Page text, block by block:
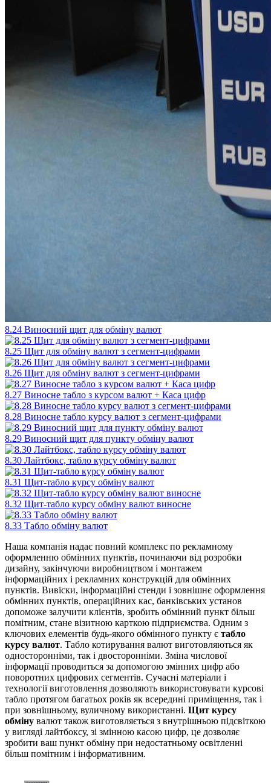
8.24 Виносний щит для обміну валют
8.25 Щит для обміну валют з сегмент-цифрами
8.26 Щит для обміну валют з сегмент-цифрами
8.27 Виносне табло з курсом валют + Каса цифр
8.28 Виносне табло курсу валют з сегмент-цифрами
8.29 Виносний щит для пункту обміну валют
8.30 Лайтбокс, табло курсу обміну валют
8.31 Щит-табло курсу обміну валют
8.32 Щит-табло курсу обміну валют виносне
8.33 Табло обміну валют
Наша компанія надає повний комплекс по рекламному
оформленню обмінних пунктів, починаючи від розробки
дизайну, закінчуючи виробництвом і монтажем
інформаційних і рекламних конструкцій для обмінних
пунктів. Вивіски, інформаційні стенди і зовнішнє оформлення
обмінних пунктів, операційних кас, банківських установ
допоможе залучити клієнтів, зробить обмінний пункт більш
помітним, стане візитною карткою підприємства. Одним з
ключових елементів будь-якого обмінного пункту є табло
курсу валют. Табло котирування валют виготовляються як
односторонніми, так і двосторонніми. Зміна числової
інформації проводиться за допомогою змінних цифр або
поворотних цифрових сегментів. Сучасні матеріали і
технології виготовлення дозволяють використовувати курсові
табло протягом багатьох років як всередині приміщення, так і
при зовнішньому, вуличному використанні. Щит курсу
обміну валют також виготовляється з внутрішньою підсвіткою
у вигляді лайтбоксу, зі змінною касою цифр, це дозволяє
зробити ваш пункт обміну при недостатньому освітленні
більш помітним і інформативним.